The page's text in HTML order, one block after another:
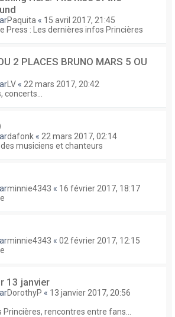
Paquita « 15 avril 2017, 21:45
Press : Les dernières infos Princières
2 PLACES BRUNO MARS 5 OU
LV « 22 mars 2017, 20:42
concerts...
dafonk « 22 mars 2017, 02:14
des musiciens et chanteurs
minnie4343 « 16 février 2017, 18:17
minnie4343 « 02 février 2017, 12:15
13 janvier
DorothyP « 13 janvier 2017, 20:56
rencontres entre fans...